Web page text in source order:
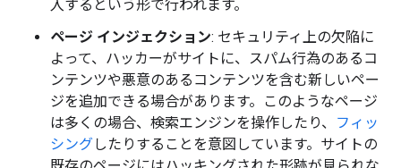
入するという形で行われます。
ページ インジェクション: セキュリティ上の欠陥に
よって、ハッカーがサイトに、スパム行為のあるコ
ンテンツや悪意のあるコンテンツを含む新しいペー
ジを追加できる場合があります。このようなページ
は多くの場合、検索エンジンを操作したり、
フィッ
シングしたりすることを意図しています。サイトの